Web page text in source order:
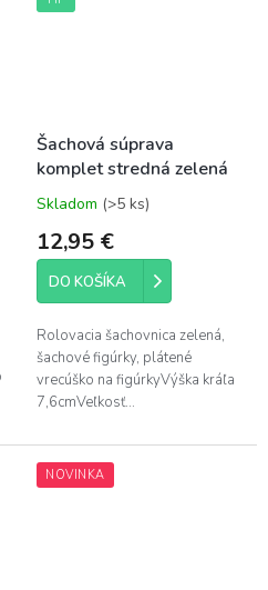
Šachová súprava
komplet stredná zelená
Priemerné
produktu
5,0
5
hviezdičiek.
Skladom (>5 ks)
12,95 €
DO KOŠÍKA
Rolovacia šachovnica zelená,
šachové figúrky, plátené
vrecúško na figúrkyVýška kráľa
7,6cmVeľkosť...
NOVINKA